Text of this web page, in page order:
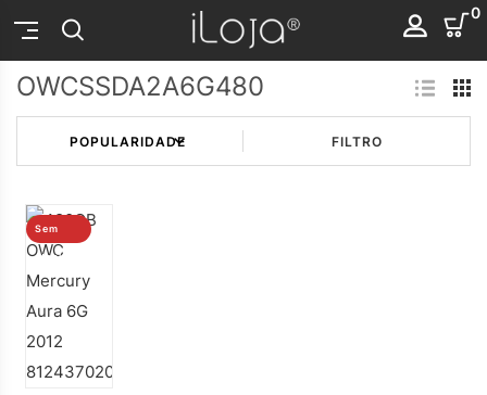
0
OWCSSDA2A6G480
FILTRO
Sem
stock